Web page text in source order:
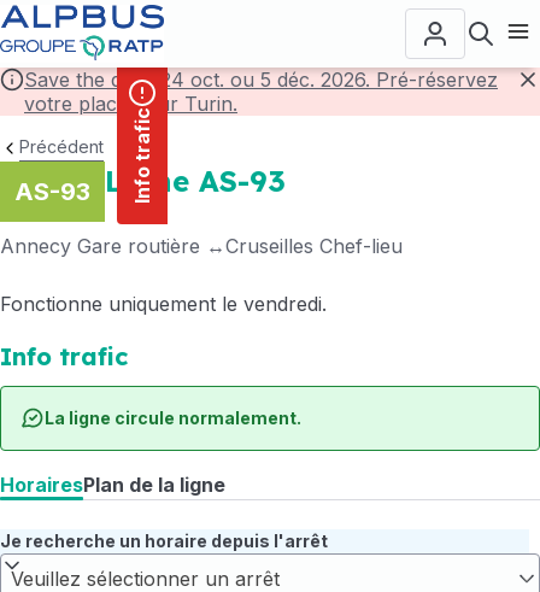
principal
Save the date! 24 oct. ou 5 déc. 2026. Pré-réservez
votre place pour Turin.
Info trafic
Précédent
AS-93 Ligne AS-93
Annecy Gare routière Cruseilles Chef-lieu
Fonctionne uniquement le vendredi.
Info trafic
La ligne circule normalement.
HorairesPlan de la ligne
Je recherche un horaire depuis l'arrêt
Veuillez sélectionner un arrêt
Panneau de gestion des cookies